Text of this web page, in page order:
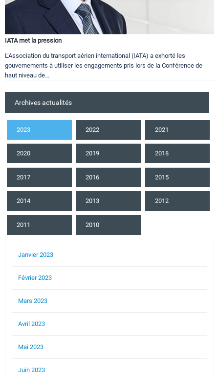
IATA met la pression
L’Association du transport aérien international (IATA) a exhorté les
gouvernements à utiliser les engagements pris lors de la Conférence de
haut niveau de...
Archives actualités
2023 2022 2021
2020 2019 2018
2017 2016 2015
2014 2013 2012
2011 2010
Janvier 2023
Février 2023
Mars 2023
Avril 2023
Mai 2023
Juin 2023